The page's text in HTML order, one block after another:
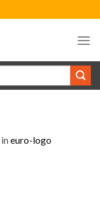
ineuro-logo